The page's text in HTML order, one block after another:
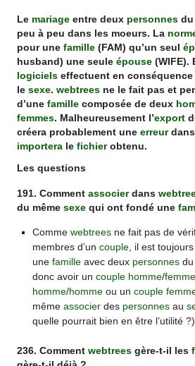
Le mariage entre deux personnes
peu à peu dans les moeurs. La
pour unefamille (FAM) qu’un seul
husband) une seuleépouse (WIFE).
logiciels effectuent en
lesexe.webtrees ne le fait pas et
d’unefamille composée de deux
femmes. Malheureusement l’export
créera probablement uneerreur
importera lefichierobtenu.
Les questions
191. Commentassocierdans
du mêmesexe qui ont fondé une
Comme webtreesne fait pas de
membres d’un couple, il est
une familleavec deux personnesdu
donc avoir un couple homme/femme
homme/hommeou un couple
même associerdes personnesau
quelle pourrait bien en être l’utilité ?)
236. Commentwebtrees gère-t-il les